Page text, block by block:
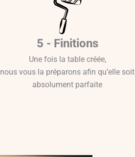
5 - Finitions
Une fois la table créée,
nous vous la préparons afin qu’elle soit
absolument parfaite